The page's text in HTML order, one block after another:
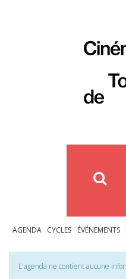
AGENDA CYCLES ÉVÉNEMENTS
L'agenda ne contient aucune